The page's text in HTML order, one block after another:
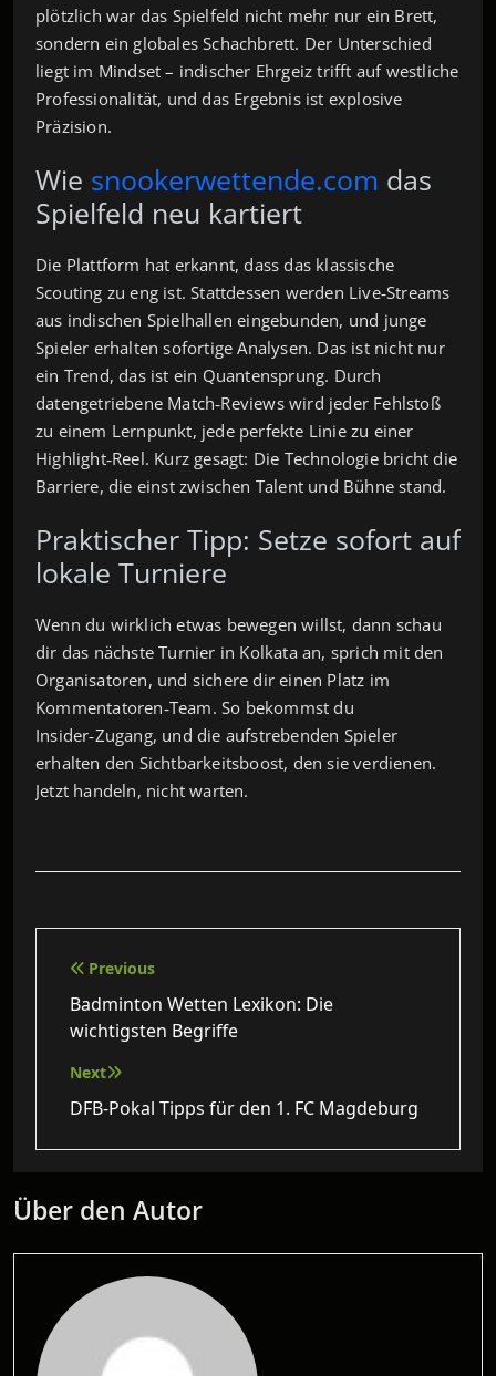
plötzlich war das Spielfeld nicht mehr nur ein Brett,
sondern ein globales Schachbrett. Der Unterschied
liegt im Mindset – indischer Ehrgeiz trifft auf westliche
Professionalität, und das Ergebnis ist explosive
Präzision.
Wie snookerwettende.com das
Spielfeld neu kartiert
Die Plattform hat erkannt, dass das klassische
Scouting zu eng ist. Stattdessen werden Live‑Streams
aus indischen Spielhallen eingebunden, und junge
Spieler erhalten sofortige Analysen. Das ist nicht nur
ein Trend, das ist ein Quantensprung. Durch
datengetriebene Match‑Reviews wird jeder Fehlstoß
zu einem Lernpunkt, jede perfekte Linie zu einer
Highlight‑Reel. Kurz gesagt: Die Technologie bricht die
Barriere, die einst zwischen Talent und Bühne stand.
Praktischer Tipp: Setze sofort auf
lokale Turniere
Wenn du wirklich etwas bewegen willst, dann schau
dir das nächste Turnier in Kolkata an, sprich mit den
Organisatoren, und sichere dir einen Platz im
Kommentatoren‑Team. So bekommst du
Insider‑Zugang, und die aufstrebenden Spieler
erhalten den Sichtbarkeitsboost, den sie verdienen.
Jetzt handeln, nicht warten.
Beitragsnavigation
Previous
Badminton Wetten Lexikon: Die
wichtigsten Begriffe
Next
DFB-Pokal Tipps für den 1. FC Magdeburg
Über den Autor